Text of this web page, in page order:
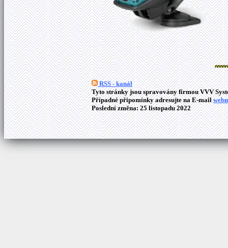
RSS - kanál
Tyto stránky jsou spravovány firmou VVV
Případné připomínky adresujte na E-mail
Poslední změna: 25 listopadu 2022